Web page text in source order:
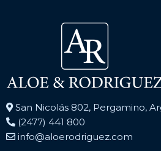
San Nicolás 802, Pergamino,
(2477) 441 800
info@aloerodriguez.com